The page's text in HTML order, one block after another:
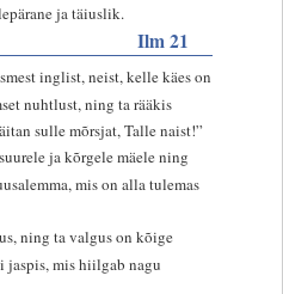
ja täiuslik.
Ilm 21
inglist, neist, kelle käes on
nuhtlust, ning ta rääkis
sulle mõrsjat, Talle naist!”
ja kõrgele mäele ning
mis on alla tulemas
ning ta valgus on kõige
jaspis, mis hiilgab nagu